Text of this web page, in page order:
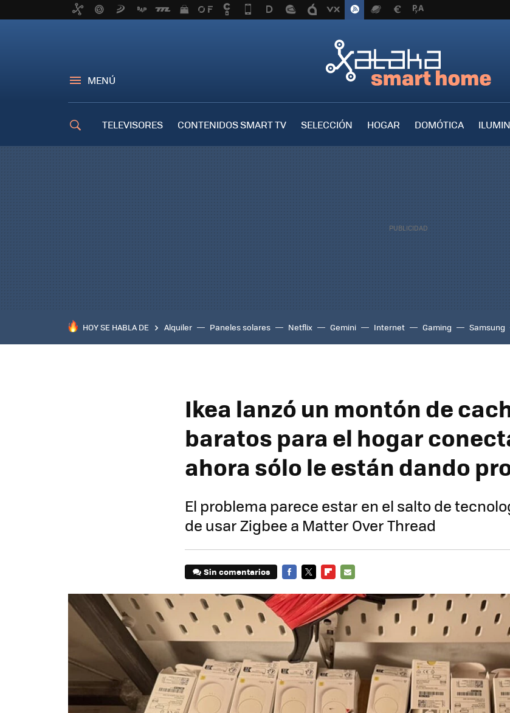
MENÚ
TELEVISORES CONTENIDOS SMART TV SELECCIÓN HOGAR DOMÓTICA
HOY SE HABLA DE Alquiler Paneles solares Netflix Gemini Internet Gaming Samsung
Ikea lanzó un montón de
baratos para el hogar
ahora sólo le están dando
El problema parece estar en el salto de
de usar Zigbee a Matter Over Thread
Sin comentarios
MAIL